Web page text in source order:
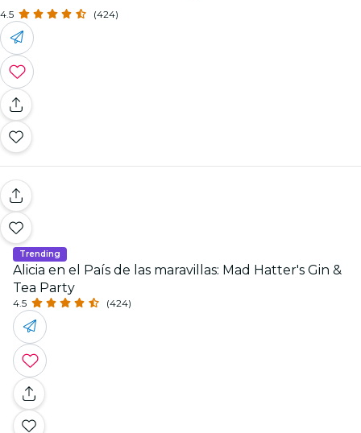
4.5 (424)
Trending
Alicia en el País de las maravillas: Mad Hatter's Gin &
Tea Party
4.5 (424)